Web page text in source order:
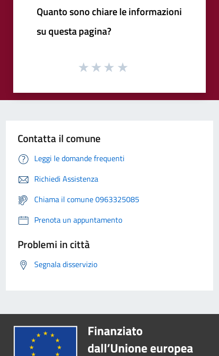
Quanto sono chiare le informazioni
su questa pagina?
Contatta il comune
Leggi le domande frequenti
Richiedi Assistenza
Chiama il comune 0963325085
Prenota un appuntamento
Problemi in città
Segnala disservizio